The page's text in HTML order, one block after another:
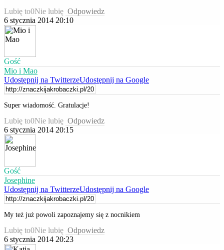
Lubię to0Nie lubię Odpowiedz
6 stycznia 2014 20:10
Gość
Mio i Mao
Udostępnij na TwitterzeUdostępnij na Google
Super wiadomość. Gratulacje!
Lubię to0Nie lubię Odpowiedz
6 stycznia 2014 20:15
Gość
Josephine
Udostępnij na TwitterzeUdostępnij na Google
My też już powoli zapoznajemy się z nocnikiem
Lubię to0Nie lubię Odpowiedz
6 stycznia 2014 20:23